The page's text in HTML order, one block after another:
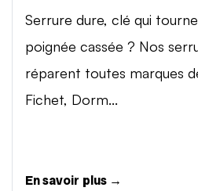
Serrure dure, clé qui
poignée cassée ? Nos
réparent toutes marques
Fichet, Dorm...
En savoir plus →